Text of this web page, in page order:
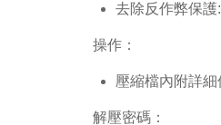
去除反作弊保護
操作：
壓縮檔內附詳細
解壓密碼：